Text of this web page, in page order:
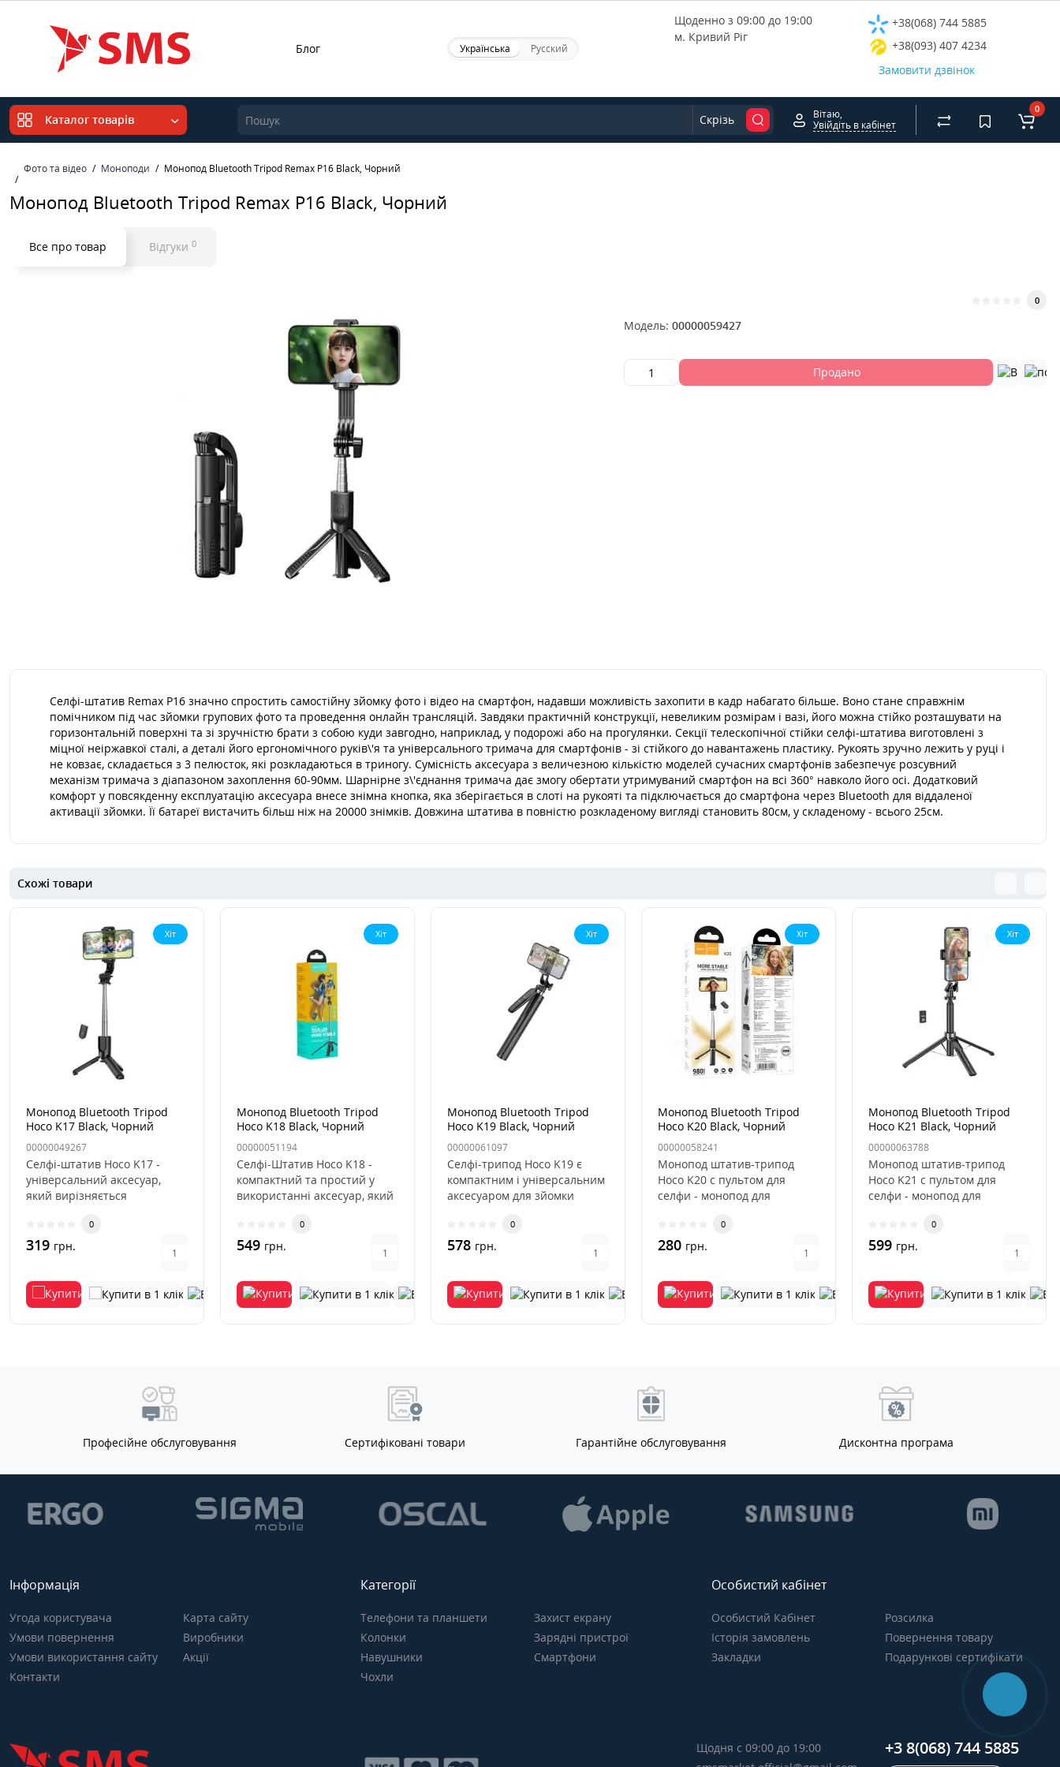
Блог Українська Русский
Щоденно з 09:00 до 19:00
м. Кривий Ріг
+38(068) 744 5885
+38(093) 407 4234
Замовити дзвінок
Каталог товарів Скрізь
Вітаю,
Увійдіть в кабінет
0
Фото та відео Моноподи Монопод Bluetooth Tripod Remax P16 Black, Чорний
Монопод Bluetooth Tripod Remax P16 Black, Чорний
Все про товар Відгуки 0
0
Модель: 00000059427
Продано
Селфі-штатив Remax P16 значно спростить самостійну зйомку фото і відео на смартфон, надавши можливість захопити в кадр набагато більше. Воно стане справжнім
помічником під час зйомки групових фото та проведення онлайн трансляцій. Завдяки практичній конструкції, невеликим розмірам і вазі, його можна стійко розташувати на
горизонтальній поверхні та зі зручністю брати з собою куди завгодно, наприклад, у подорожі або на прогулянки. Секції телескопічної стійки селфі-штатива виготовлені з
міцної неіржавкої сталі, а деталі його ергономічного руків\'я та універсального тримача для смартфонів - зі стійкого до навантажень пластику. Рукоять зручно лежить у руці і
не ковзає, складається з 3 пелюсток, які розкладаються в триногу. Сумісність аксесуара з величезною кількістю моделей сучасних смартфонів забезпечує розсувний
механізм тримача з діапазоном захоплення 60-90мм. Шарнірне з\'єднання тримача дає змогу обертати утримуваний смартфон на всі 360° навколо його осі. Додатковий
комфорт у повсякденну експлуатацію аксесуара внесе знімна кнопка, яка зберігається в слоті на рукояті та підключається до смартфона через Bluetooth для віддаленої
активації зйомки. Її батареї вистачить більш ніж на 20000 знімків. Довжина штатива в повністю розкладеному вигляді становить 80см, у складеному - всього 25см.
Схожі товари
Хіт
Монопод Bluetooth Tripod
Hoco K17 Black, Чорний
00000049267
Селфі-штатив Hoco K17 -
універсальний аксесуар,
який вирізняється
моделей суч..
0
319 грн.
Хіт
Монопод Bluetooth Tripod
Hoco K18 Black, Чорний
00000051194
Селфі-Штатив Hoco K18 -
компактний та простий у
використанні аксесуар, який
0
549 грн.
Хіт
Монопод Bluetooth Tripod
Hoco K19 Black, Чорний
00000061097
Селфі-трипод Hoco K19 є
компактним і універсальним
аксесуаром для зйомки
0
578 грн.
Хіт
Монопод Bluetooth Tripod
Hoco K20 Black, Чорний
00000058241
Монопод штатив-трипод
Hoco K20 с пультом для
селфи - монопод для
позволяет брать..
0
280 грн.
Хіт
Монопод Bluetooth Tripod
Hoco K21 Black, Чорний
00000063788
Монопод штатив-трипод
Hoco K21 с пультом для
селфи - монопод для
позволяет брать..
0
599 грн.
Професійне обслуговування Сертифіковані товари Гарантійне обслуговування Дисконтна програма
Інформація
Угода користувача
Умови повернення
Умови використання сайту
Контакти
Карта сайту
Виробники
Акції
Категорії
Телефони та планшети
Колонки
Навушники
Чохли
Захист екрану
Зарядні пристрої
Смартфони
Особистий кабінет
Особистий Кабінет
Історія замовлень
Закладки
Розсилка
Повернення товару
Подарункові сертифікати
Щодня с 09:00 до 19:00
+3 8(068) 744 5885